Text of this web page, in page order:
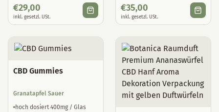
€29,00
inkl. gesetzl. USt.
€35,00
inkl. gesetzl. USt.
CBD Gummies
Granatapfel Sauer
hoch dosiert 400mg / Glas